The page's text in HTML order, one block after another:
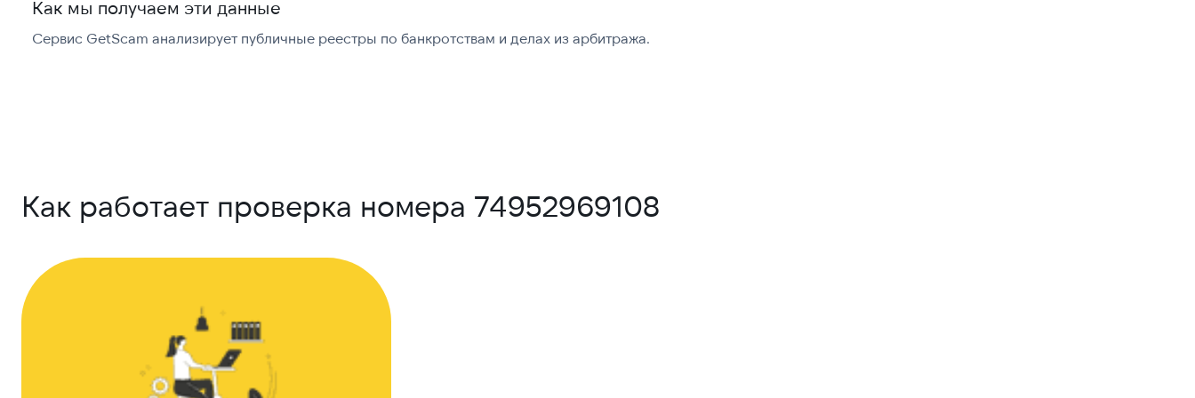
Как мы получаем эти данные
Сервис GetScam анализирует публичные реестры по банкротствам и делах из арбитража.
Как работает проверка номера 74952969108